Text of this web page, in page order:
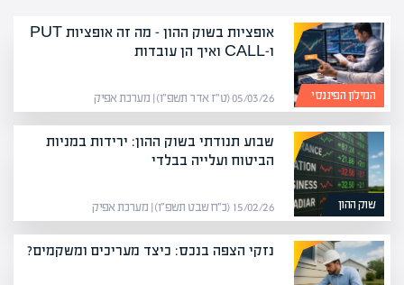
המילון הפיננסי
אופציות בשוק ההון – מה זה אופציות PUT
ו-CALL ואיך הן עובדות
05/03/26 (ט״ז אדר תשפ״ו) | מערכת אפיק
שוק ההון
שבוע תנודתי בשוק ההון: ירידות במניות
הביטוח ועלייה בבלדי
15/02/26 (כ״ח שבט תשפ״ו) | מערכת אפיק
נזקי הצפה בנכס: כיצד מעריכים ומשקמים?